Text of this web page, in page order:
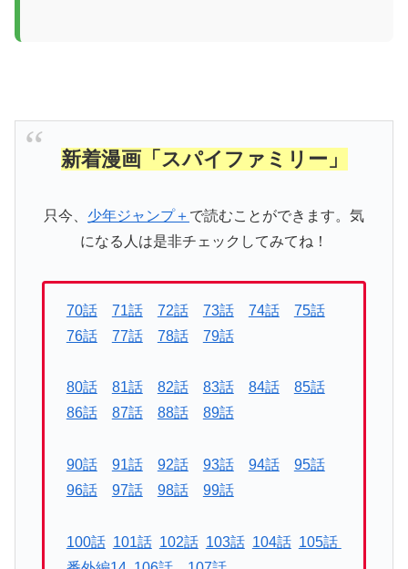
新着漫画「スパイファミリー」
只今、 少年ジャンプ＋ で読むことができます。気
になる人は是非チェックしてみてね！
70話 71話 72話 73話 74話
75話
76話
77話 78話 79話
80話 81話 82話 83話 84話
85話
86話
87話 88話 89話
90話 91話 92話 93話 94話
95話
96話
97話 98話 99話
100話 101話 102話 103話 104話 105話